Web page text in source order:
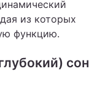
из которых
функцию.
сон